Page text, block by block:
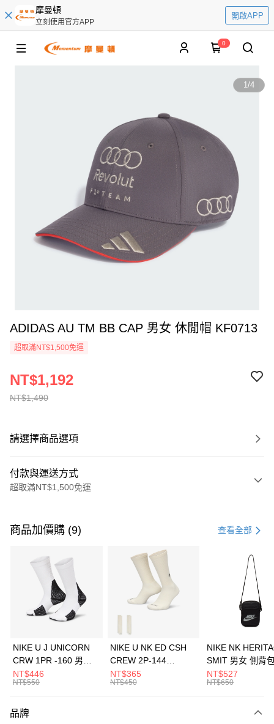
摩曼頓
立刻使用官方APP
開啟APP
0
1/4
ADIDAS AU TM BB CAP 男女 休閒帽 KF0713
超取滿NT$1,500免運
NT$1,490
NT$1,192
請選擇商品選項
付款與運送方式
超取滿NT$1,500免運
信用卡一次付款
3 期 0 利率 每期 21家銀行
合作金庫商業銀行
第一商業銀行
華南商業銀行
彰化商業銀行
上海商業儲蓄銀行
元大商業銀行
台灣樂天信用卡公司
Apple Pay
全盈+PAY
AFTEE先享後付
【關於「AFTEE先享後付」】
商品加價購 (9) 查看全部
NIKE U J UNICORN
CRW 1PR -160 男女
中統襪 FZ3393100
NT$446
NT$550
NIKE U NK ED CSH
CREW 2P-144
EMBRDY 男女 短統襪
FZ3073133
NT$365
NT$450
NIKE NK
SMIT 男女 側背
BA5871010
NT$527
NT$650
品牌